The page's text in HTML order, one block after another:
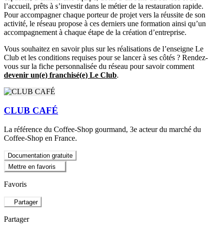
l’accueil, prêts à s’investir dans le métier de la restauration rapide.
Pour accompagner chaque porteur de projet vers la réussite de son
activité, le réseau propose à ces derniers une formation ainsi qu’un
accompagnement à chaque étape de la création d’entreprise.
Vous souhaitez en savoir plus sur les réalisations de l’enseigne Le
Club et les conditions requises pour se lancer à ses côtés ? Rendez-
vous sur la fiche personnalisée du réseau pour savoir comment
devenir un(e) franchisé(e) Le Club.
CLUB CAFÉ
La référence du Coffee-Shop gourmand, 3e acteur du marché du
Coffee-Shop en France.
Documentation gratuite
Mettre en favoris
Favoris
Partager
Partager